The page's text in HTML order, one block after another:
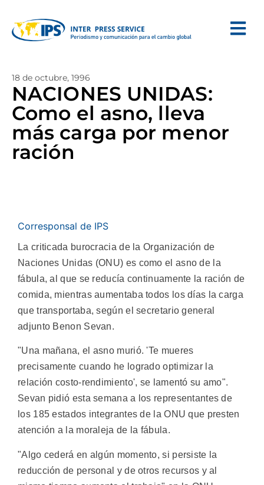
18 de octubre, 1996
NACIONES UNIDAS:
Como el asno, lleva
más carga por menor
ración
Corresponsal de IPS
La criticada burocracia de la Organización de
Naciones Unidas (ONU) es como el asno de la
fábula, al que se reducía continuamente la ración de
comida, mientras aumentaba todos los días la carga
que transportaba, según el secretario general
adjunto Benon Sevan.
"Una mañana, el asno murió. 'Te mueres
precisamente cuando he logrado optimizar la
relación costo-rendimiento', se lamentó su amo".
Sevan pidió esta semana a los representantes de
los 185 estados integrantes de la ONU que presten
atención a la moraleja de la fábula.
"Algo cederá en algún momento, si persiste la
reducción de personal y de otros recursos y al